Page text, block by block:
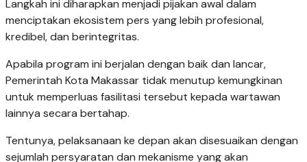
Langkah ini diharapkan menjadi pijakan awal dalam
menciptakan ekosistem pers yang lebih profesional,
kredibel, dan berintegritas.
Apabila program ini berjalan dengan baik dan lancar,
Pemerintah Kota Makassar tidak menutup kemungkinan
untuk memperluas fasilitasi tersebut kepada wartawan
lainnya secara bertahap.
Tentunya, pelaksanaan ke depan akan disesuaikan dengan
sejumlah persyaratan dan mekanisme yang akan